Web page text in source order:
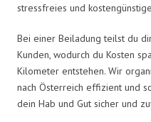
stressfreies und
Bei einer Beiladung teilst du
Kunden, wodurch du Kosten
Kilometer entstehen. Wir
nach Österreich effizient und
dein Hab und Gut sicher und